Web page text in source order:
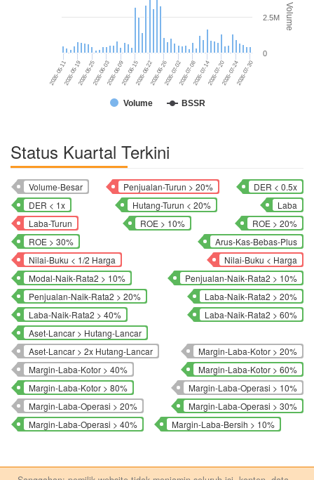
Volume
Volume BSSR
2026-05-11 2026-06-03 2026-06-22 2026-07-08 2026-07-24
2026-05-192026-05-25 2026-06-092026-06-15 2026-06-262026-07-02 2026-07-142026-07-20 2026-07-30
0
2.5M
Status Kuartal Terkini
Volume-Besar Penjualan-Turun > 20%
DER < 0.5x
DER < 1x
Hutang-Turun < 20%
Laba
Laba-Turun
ROE > 10%
ROE > 20%
ROE > 30%
Arus-Kas-Bebas-Plus
Nilai-Buku < 1/2 Harga
Nilai-Buku < Harga
Modal-Naik-Rata2 > 10%
Penjualan-Naik-Rata2 > 10%
Penjualan-Naik-Rata2 > 20%
Laba-Naik-Rata2 > 20%
Laba-Naik-Rata2 > 40%
Laba-Naik-Rata2 > 60%
Aset-Lancar > Hutang-Lancar
Aset-Lancar > 2x Hutang-Lancar
Margin-Laba-Kotor > 20%
Margin-Laba-Kotor > 40%
Margin-Laba-Kotor > 60%
Margin-Laba-Kotor > 80%
Margin-Laba-Operasi > 10%
Margin-Laba-Operasi > 20%
Margin-Laba-Operasi > 30%
Margin-Laba-Operasi > 40%
Margin-Laba-Bersih > 10%